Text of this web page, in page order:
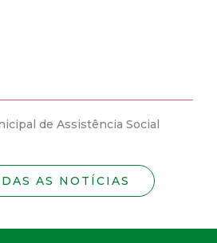
Municipal de Assistência
AS NOTÍCIAS